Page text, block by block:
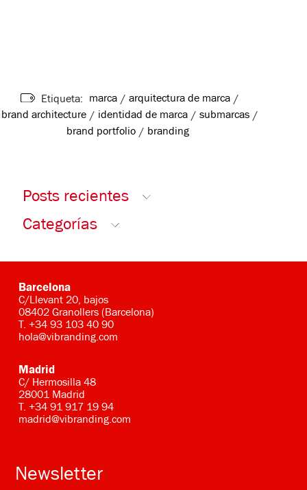
Etiqueta: marca / arquitectura de marca /
brand architecture / identidad de marca / submarcas /
brand portfolio / branding
Posts recientes
Categorías
Barcelona
C/Llevant 20, bajos
08402 Granollers (Barcelona)
T. +34 93 103 40 90
hola@vibranding.com
Madrid
C/ Hermosilla 48
28001 Madrid
T. +34 91 917 19 94
madrid@vibranding.com
Newsletter